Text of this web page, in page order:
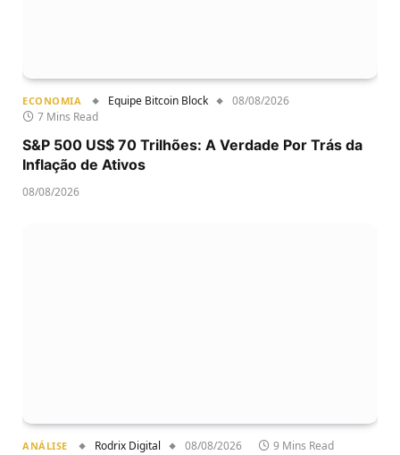
ECONOMIA Equipe Bitcoin Block
08/08/2026
7 Mins Read
S&P 500 US$ 70 Trilhões: A Verdade Por Trás da
Inflação de Ativos
08/08/2026
ANÁLISE Rodrix Digital 08/08/2026 9 Mins Read